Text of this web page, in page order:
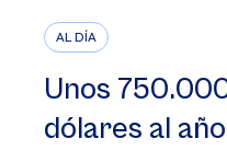
AL DÍA
Unos
dólares al